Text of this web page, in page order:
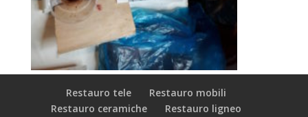
Restauro tele
Restauro mobili
Restauro ceramiche
Restauro ligneo